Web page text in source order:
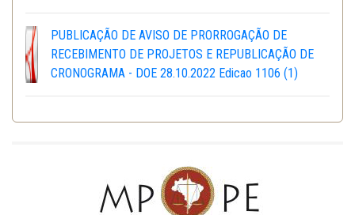
PUBLICAÇÃO DE AVISO DE PRORROGAÇÃO DE
RECEBIMENTO DE PROJETOS E REPUBLICAÇÃO DE
CRONOGRAMA - DOE 28.10.2022 Edicao 1106 (1)